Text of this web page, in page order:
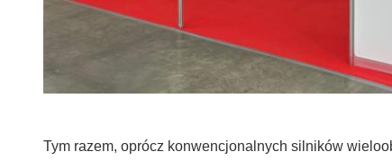
Tym razem, oprócz konwencjonalnych silników